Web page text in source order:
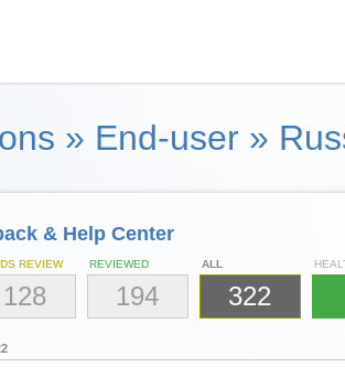
» End-user »
& Help Center
REVIEW
128
REVIEWED
194
ALL
322